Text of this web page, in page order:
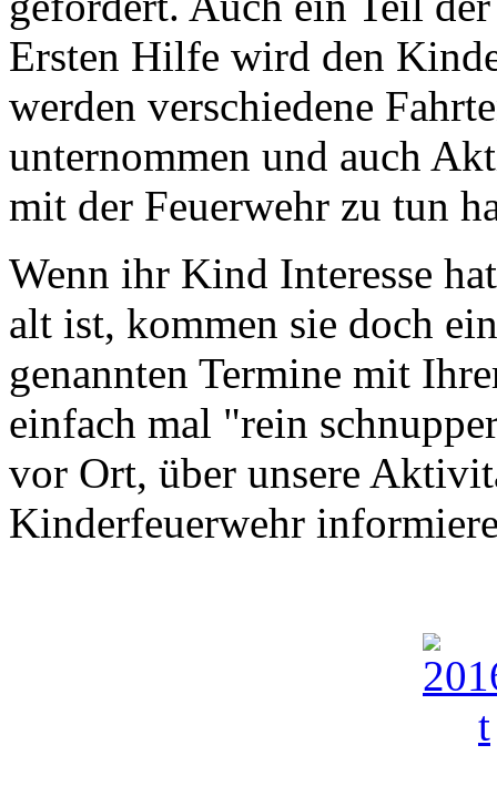
Ersten Hilfe wird den
werden verschiedene
unternommen und auch
mit der Feuerwehr zu tun
Wenn ihr Kind Interesse
alt ist, kommen sie doch
genannten Termine mit
einfach mal "rein
vor Ort, über unsere
Kinderfeuerwehr